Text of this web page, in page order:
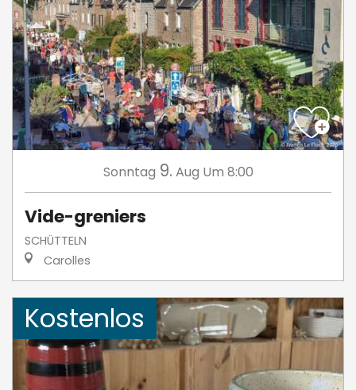
Sonntag 9. Aug Um 8:00
Vide-greniers
SCHÜTTELN
Carolles
Kostenlos